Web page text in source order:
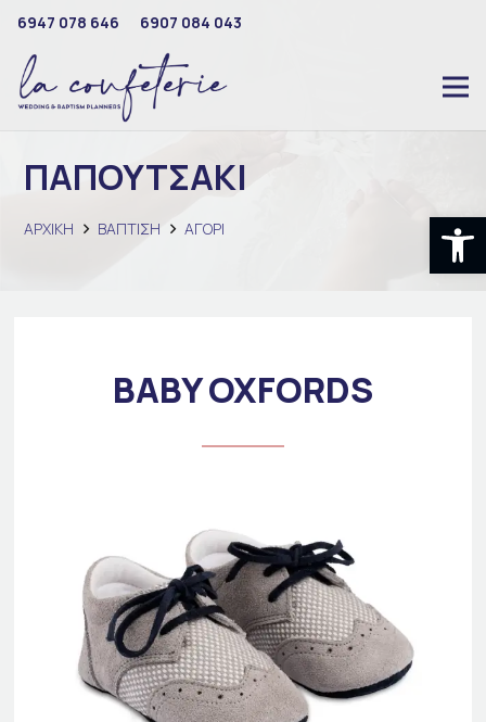
6947 078 646 6907 084 043
ΠΑΠΟΥΤΣΑΚΙ
ΑΡΧΙΚΉ ΒΑΠΤΙΣΗ ΑΓΟΡΙ
BABY OXFORDS